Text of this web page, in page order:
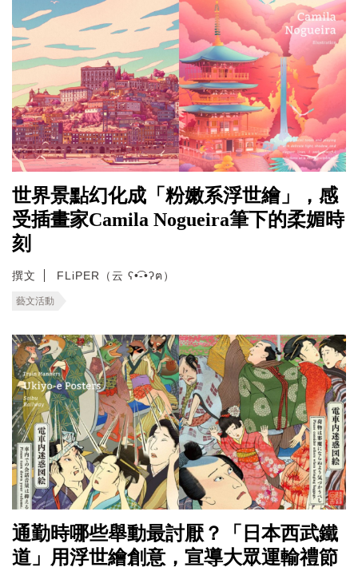
世界景點幻化成「粉嫩系浮世繪」，感
受插畫家Camila Nogueira筆下的柔媚時
刻
撰文 FLiPER（云 ʕ•͡-•ʔฅ）
藝文活動
通勤時哪些舉動最討厭？「日本西武鐵
道」用浮世繪創意，宣導大眾運輸禮節